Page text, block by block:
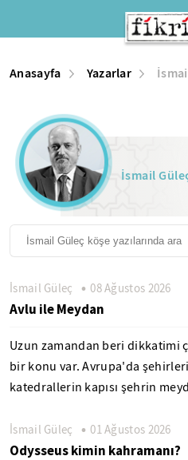
Anasayfa Yazarlar
İsmail
İsmail Güleç 08 Ağustos 2026
Avlu ile Meydan
Uzun zamandan beri dikkatimi
bir konu var. Avrupa'da
katedrallerin kapısı şehrin
İsmail Güleç 01 Ağustos 2026
Odysseus kimin kahramanı?